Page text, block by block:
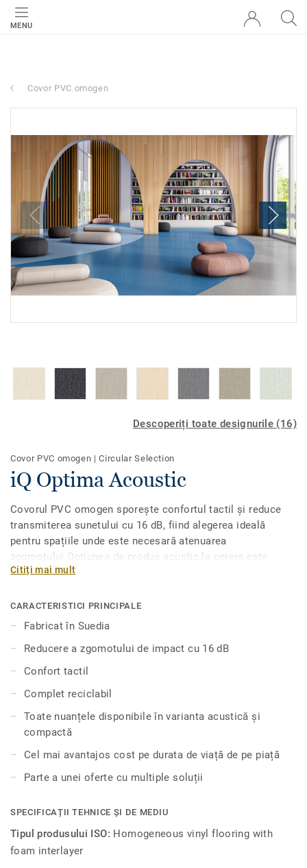
MENU
Covor PVC omogen
Descoperiți toate designurile (16)
Covor PVC omogen |Circular Selection
iQ Optima Acoustic
Covorul PVC omogen sporește confortul tactil și reduce
transmiterea sunetului cu 16 dB, fiind alegerea ideală
pentru spațiile unde este necesară atenuarea
zgomotului.Opțiunea de produs acustic la cerere este
disponibilă pentru toate cele 55 de nuanțe ale iQ Optimas
clasice.Conceput pentru zone cu trafic intens în instituții
educaționale și unități de sănătate, este extrem de durabil
durabilitate și ușurință în întreținere ca și versiunea
compactă.
Citiți mai mult
CARACTERISTICI PRINCIPALE
Fabricat în Suedia
Reducere a zgomotului de impact cu 16 dB
Confort tactil
Complet reciclabil
Toate nuanțele disponibile în varianta acustică și
compactă
Cel mai avantajos cost pe durata de viață de pe piață
Parte a unei oferte cu multiple soluții
SPECIFICAȚII TEHNICE ȘI DE MEDIU
Tipul produsului ISO: Homogeneous vinyl flooring with
foam interlayer